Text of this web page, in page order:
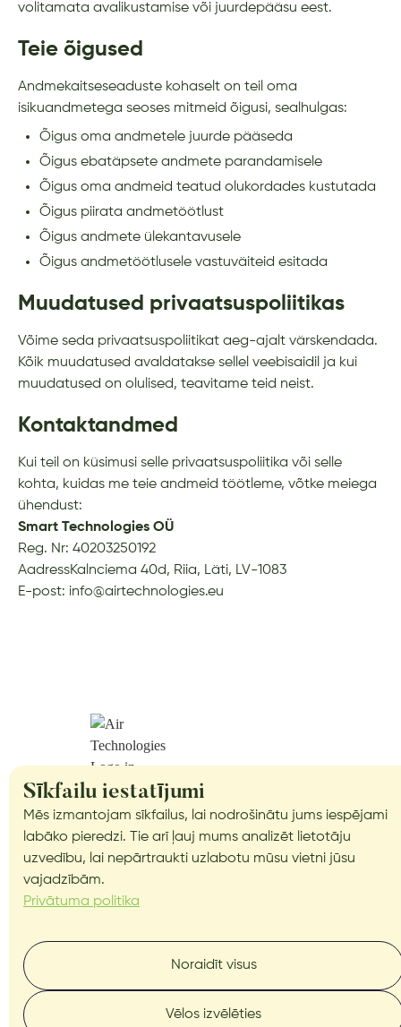
volitamata avalikustamise või juurdepääsu eest.
Teie õigused
Andmekaitseseaduste kohaselt on teil oma
isikuandmetega seoses mitmeid õigusi, sealhulgas:
Õigus oma andmetele juurde pääseda
Õigus ebatäpsete andmete parandamisele
Õigus oma andmeid teatud olukordades kustutada
Õigus piirata andmetöötlust
Õigus andmete ülekantavusele
Õigus andmetöötlusele vastuväiteid esitada
Muudatused privaatsuspoliitikas
Võime seda privaatsuspoliitikat aeg-ajalt värskendada.
Kõik muudatused avaldatakse sellel veebisaidil ja kui
muudatused on olulised, teavitame teid neist.
Kontaktandmed
Kui teil on küsimusi selle privaatsuspoliitika või selle
kohta, kuidas me teie andmeid töötleme, võtke meiega
ühendust:
Smart Technologies OÜ
Reg. Nr: 40203250192
AadressKalnciema 40d, Riia, Läti, LV-1083
E-post: info@airtechnologies.eu
Droonid
Autopiloot
Dokkimisjaamad
Sīkfailu iestatījumi
Mēs izmantojam sīkfailus, lai nodrošinātu jums iespējami
labāko pieredzi. Tie arī ļauj mums analizēt lietotāju
uzvedību, lai nepārtraukti uzlabotu mūsu vietni jūsu
vajadzībām.
Privātuma politika
Noraidīt visus
Vēlos izvēlēties